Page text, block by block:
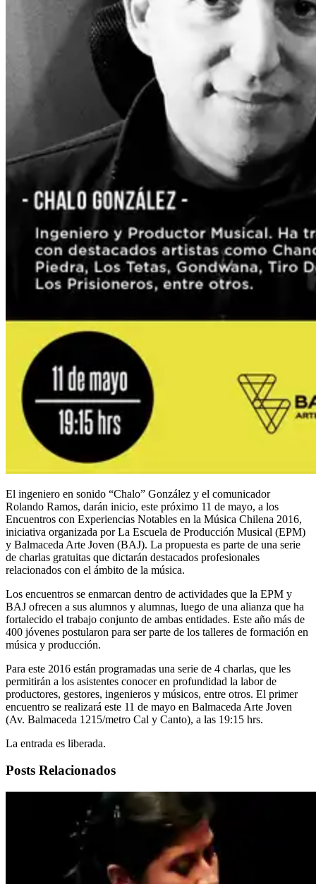
El ingeniero en sonido “Chalo” González y el comunicador
Rolando Ramos, darán inicio, este próximo 11 de mayo, a los
Encuentros con Experiencias Notables en la Música Chilena 2016,
iniciativa organizada por La Escuela de Producción Musical (EPM)
y Balmaceda Arte Joven (BAJ). La propuesta es parte de una serie
de charlas gratuitas que dictarán destacados profesionales
relacionados con el ámbito de la música.
Los encuentros se enmarcan dentro de actividades que la EPM y
BAJ ofrecen a sus alumnos y alumnas, luego de una alianza que ha
fortalecido el trabajo conjunto de ambas entidades. Este año más de
400 jóvenes postularon para ser parte de los talleres de formación en
música y producción.
Para este 2016 están programadas una serie de 4 charlas, que les
permitirán a los asistentes conocer en profundidad la labor de
productores, gestores, ingenieros y músicos, entre otros. El primer
encuentro se realizará este 11 de mayo en Balmaceda Arte Joven
(Av. Balmaceda 1215/metro Cal y Canto), a las 19:15 hrs.
La entrada es liberada.
Posts Relacionados